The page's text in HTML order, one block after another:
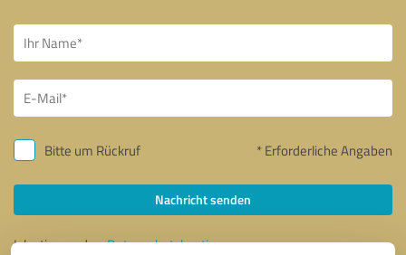
Bitte um Rückruf * Erforderliche Angaben
Nachricht senden
Ich stimme denDatenschutzbestimmungenzu.